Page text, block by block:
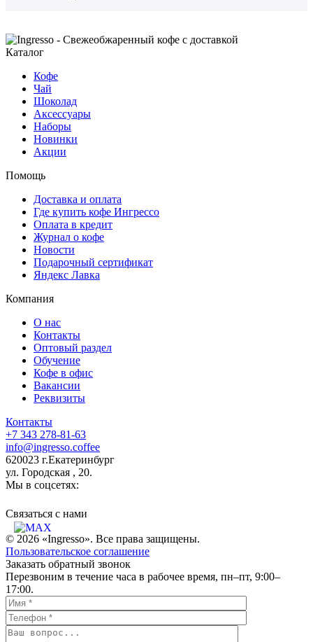
Каталог
Кофе
Чай
Шоколад
Аксессуары
Наборы
Новинки
Акции
Помощь
Доставка и оплата
Где купить кофе Ингрессо
Оплата в кредит
Журнал о кофе
Новости
Подарочный сертификат
Яндекс Лавка
Компания
О нас
Контакты
Оптовый раздел
Обучение
Кофе в офис
Вакансии
Реквизиты
Контакты
+7 343 278-81-63
info@ingresso.coffee
620023 г.Екатеринбург
ул. Городская , 20.
Мы в соцсетях:
Связаться c нами
© 2026 «Ingresso». Все права защищены.
Пользовательское соглашение
Заказать обратный звонок
Перезвоним в течение часа в рабочее время, пн–пт, 9:00–
17:00.